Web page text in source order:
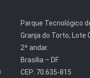
Parque Tecnológico
Granja do Torto, Lote
2º andar.
Brasília – DF
CEP: 70.635-815